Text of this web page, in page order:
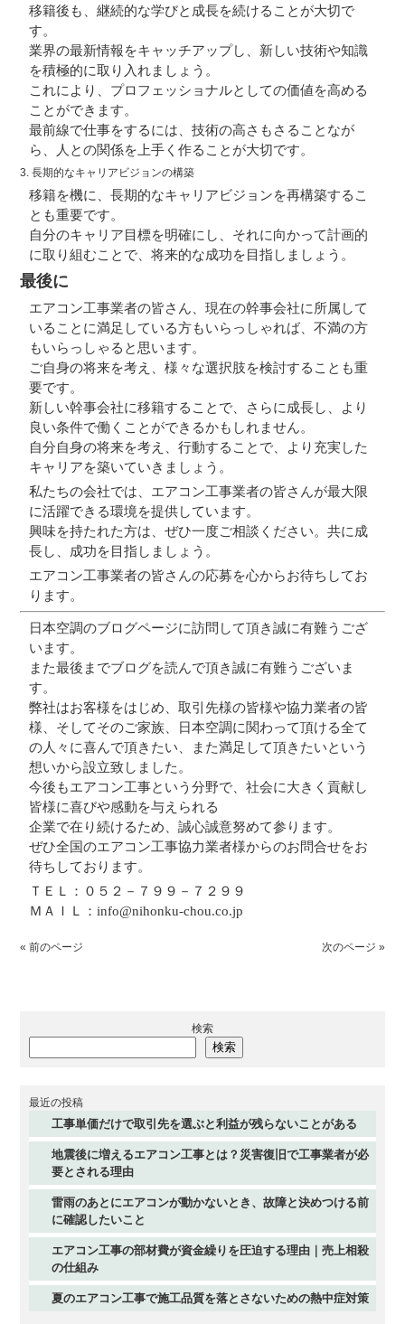
移籍後も、継続的な学びと成長を続けることが大切で
す。
業界の最新情報をキャッチアップし、新しい技術や知識
を積極的に取り入れましょう。
これにより、プロフェッショナルとしての価値を高める
ことができます。
最前線で仕事をするには、技術の高さもさることなが
ら、人との関係を上手く作ることが大切です。
3. 長期的なキャリアビジョンの構築
移籍を機に、長期的なキャリアビジョンを再構築するこ
とも重要です。
自分のキャリア目標を明確にし、それに向かって計画的
に取り組むことで、将来的な成功を目指しましょう。
最後に
エアコン工事業者の皆さん、現在の幹事会社に所属して
いることに満足している方もいらっしゃれば、不満の方
もいらっしゃると思います。
ご自身の将来を考え、様々な選択肢を検討することも重
要です。
新しい幹事会社に移籍することで、さらに成長し、より
良い条件で働くことができるかもしれません。
自分自身の将来を考え、行動することで、より充実した
キャリアを築いていきましょう。
私たちの会社では、エアコン工事業者の皆さんが最大限
に活躍できる環境を提供しています。
興味を持たれた方は、ぜひ一度ご相談ください。共に成
長し、成功を目指しましょう。
エアコン工事業者の皆さんの応募を心からお待ちしてお
ります。
日本空調のブログページに訪問して頂き誠に有難うござ
います。
また最後までブログを読んで頂き誠に有難うございま
す。
弊社はお客様をはじめ、取引先様の皆様や協力業者の皆
様、そしてそのご家族、日本空調に関わって頂ける全て
の人々に喜んで頂きたい、また満足して頂きたいという
想いから設立致しました。
今後もエアコン工事という分野で、社会に大きく貢献し
皆様に喜びや感動を与えられる
企業で在り続けるため、誠心誠意努めて参ります。
ぜひ全国のエアコン工事協力業者様からのお問合せをお
待ちしております。
ＴＥＬ：０５２－７９９－７２９９
ＭＡＩＬ：info@nihonku-chou.co.jp
« 前のページ 次のページ »
検索
検索
最近の投稿
工事単価だけで取引先を選ぶと利益が残らないことがある
地震後に増えるエアコン工事とは？災害復旧で工事業者が必
要とされる理由
雷雨のあとにエアコンが動かないとき、故障と決めつける前
に確認したいこと
エアコン工事の部材費が資金繰りを圧迫する理由｜売上相殺
の仕組み
夏のエアコン工事で施工品質を落とさないための熱中症対策